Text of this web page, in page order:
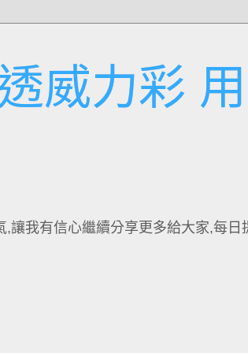
威力彩
讓我有信心繼續分享更多給大家,每日